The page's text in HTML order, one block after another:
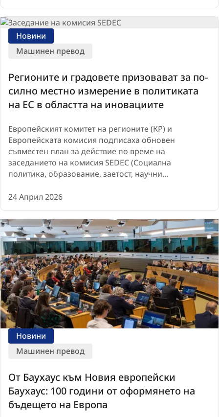
Регионите и градовете призовават за по-
силно местно измерение в политиката
на ЕС в областта на иновациите
Европейският комитет на регионите (КР) и
Европейската комисия подписаха обновен
съвместен план за действие по време на
заседанието на комисия SEDEC (Социална
политика, образование, заетост, научни…
Новини
Машинен превод
24 Април 2026
От Баухаус към Новия европейски
Баухаус: 100 години от оформянето на
бъдещето на Европа
Новини
Машинен превод